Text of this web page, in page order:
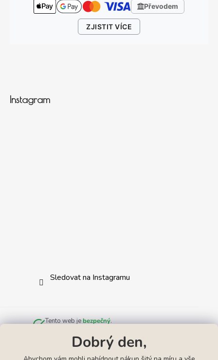
Dobrý den,
Převodem
ZJISTIT VÍCE
Instagram
Sledovat na Instagramu
Tento web jebezpečný.